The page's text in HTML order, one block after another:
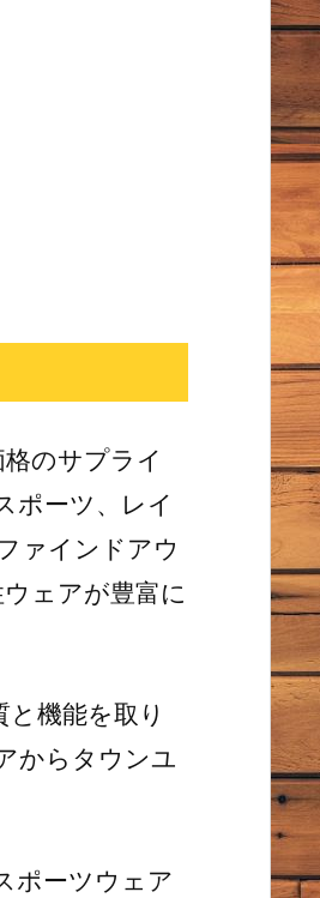
のサプライ
ポーツ、レイ
ァインドアウ
ェアが豊富に
機能を取り
からタウンユ
ポーツウェア